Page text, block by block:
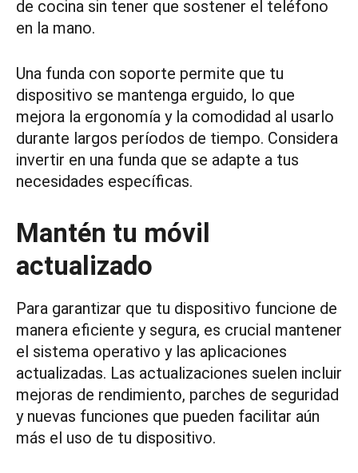
de cocina sin tener que sostener el teléfono
en la mano.
Una funda con soporte permite que tu
dispositivo se mantenga erguido, lo que
mejora la ergonomía y la comodidad al usarlo
durante largos períodos de tiempo. Considera
invertir en una funda que se adapte a tus
necesidades específicas.
Mantén tu móvil
actualizado
Para garantizar que tu dispositivo funcione de
manera eficiente y segura, es crucial mantener
el sistema operativo y las aplicaciones
actualizadas. Las actualizaciones suelen incluir
mejoras de rendimiento, parches de seguridad
y nuevas funciones que pueden facilitar aún
más el uso de tu dispositivo.